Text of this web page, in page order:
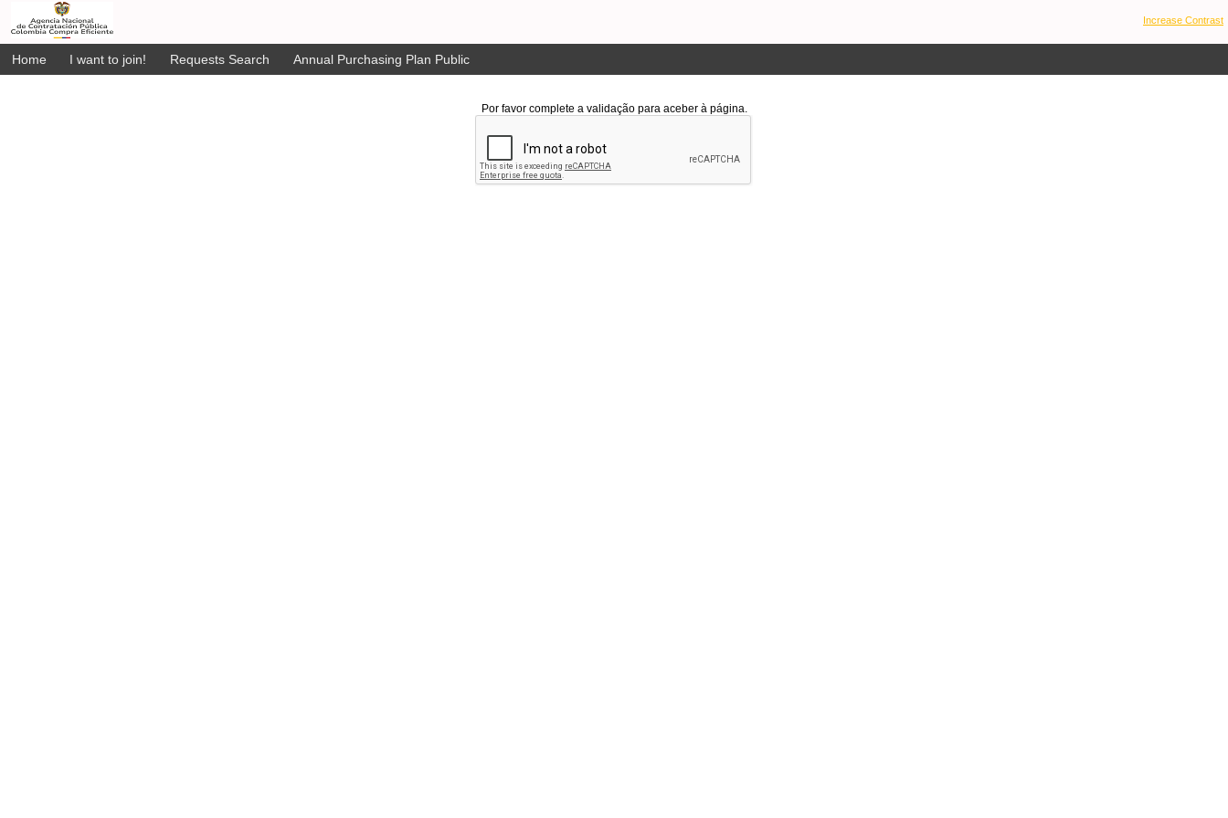
Increase Contrast
Home I want to join! Requests Search Annual Purchasing Plan Public
Por favor complete a validação para aceber à página.